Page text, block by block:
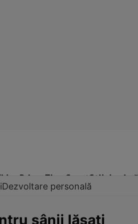
Prime Time SportStil de viață
Dezvoltare personală
sânii lăsaţi